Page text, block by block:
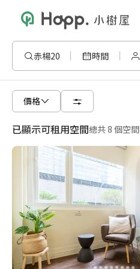
赤楊20 時間
價格
已顯示可租用空間總共 8 個空間